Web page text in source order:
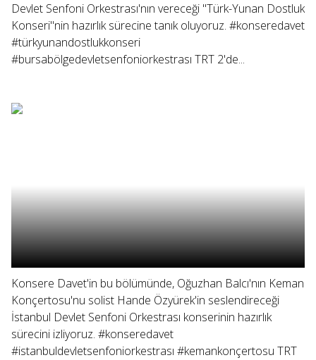
Devlet Senfoni Orkestrası'nın vereceği "Türk-Yunan Dostluk
Konseri"nin hazırlık sürecine tanık oluyoruz. #konseredavet
#türkyunandostlukkonseri
#bursabölgedevletsenfoniorkestrası TRT 2'de...
Konsere Davet'in bu bölümünde, Oğuzhan Balcı'nın Keman
Konçertosu'nu solist Hande Özyürek'in seslendireceği
İstanbul Devlet Senfoni Orkestrası konserinin hazırlık
sürecini izliyoruz. #konseredavet
#istanbuldevletsenfoniorkestrası #kemankonçertosu TRT